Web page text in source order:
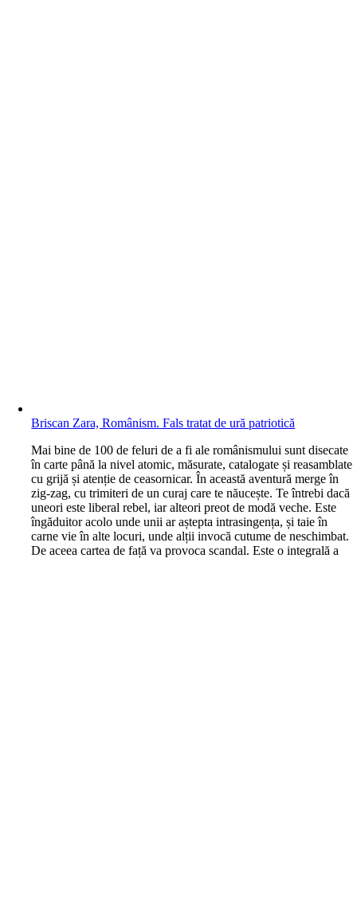
Briscan Zara, Românism. Fals tratat de ură patriotică
Mai bine de 100 de feluri de a fi ale românismului sunt disecate
în carte până la nivel atomic, măsurate, catalogate și reasamblate
cu grijă și atenție de ceasornicar. În această aventură merge în
zig-zag, cu trimiteri de un curaj care te năucește. Te întrebi dacă
uneori este liberal rebel, iar alteori preot de modă veche. Este
îngăduitor acolo unde unii ar aștepta intrasingența, și taie în
carne vie în alte locuri, unde alții invocă cutume de neschimbat.
De aceea cartea de față va provoca scandal. Este o integrală a